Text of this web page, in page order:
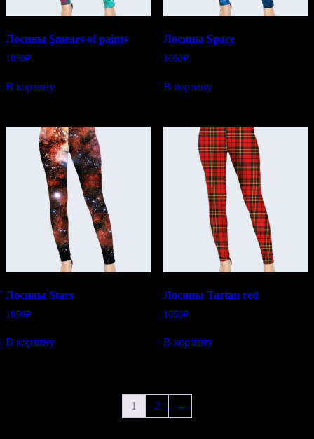
Лосины Smears of paints
1050₽
В корзину
Лосины Space
1050₽
В корзину
Лосины Stars
1050₽
В корзину
Лосины Tartan red
1050₽
В корзину
1 2 →